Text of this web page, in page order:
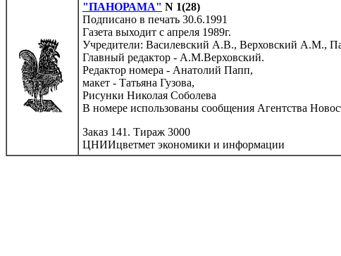
"ПАНОРАМА" N 1(28)
Подписано в печать 30.6.1991
Газета выходит с апреля 1989г.
Учредители: Василевский А.В., Верховский
Главный редактор - А.М.Верховский.
Редактор номера - Анатолий Папп,
макет - Татьяна Гузова,
Рисунки Николая Соболева
В номере использованы сообщения Агентства
Заказ 141. Тираж 3000
ЦНИИцветмет экономики и информации